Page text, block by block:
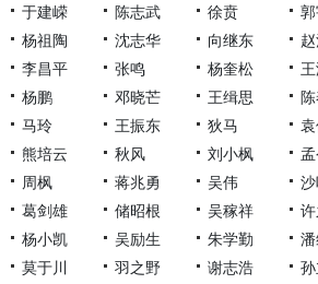
于建嵘
陈志武 徐贲
杨祖陶
沈志华 向继东
李昌平
张鸣 杨奎松
杨鹏
邓晓芒 王缉思
马玲
王振东 狄马
熊培云
秋风 刘小枫
周枫
蒋兆勇 吴伟
葛剑雄
储昭根 吴稼祥
杨小凯
吴励生 朱学勤
莫于川
羽之野 谢志浩